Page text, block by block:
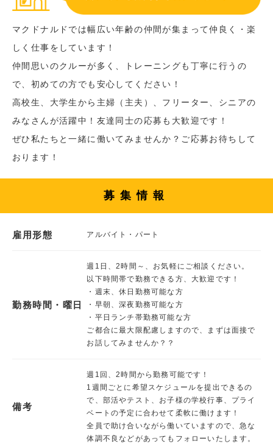
マクドナルドでは幅広い年齢の仲間が集まって仲良く・楽
しく仕事をしています！
仲間思いのクルーが多く、トレーニングも丁寧に行うの
で、初めての方でも安心してください！
高校生、大学生から主婦（主夫）、フリーター、シニアの
みなさんが活躍中！友達同士の応募も大歓迎です！
ぜひ私たちと一緒に働いてみませんか？ご応募お待ちして
おります！
募集情報
雇用形態 アルバイト・パート
勤務時間・曜日
週1日、2時間～、お気軽にご相談ください。
以下時間帯で勤務できる方、大歓迎です！
・週末、休日勤務可能な方
・早朝、深夜勤務可能な方
・平日ランチ帯勤務可能な方
ご都合に最大限配慮しますので、まずは面接で
お話してみませんか？？
備考
週1回、2時間から勤務可能です！
1週間ごとに希望スケジュールを提出できるの
で、部活やテスト、お子様の学校行事、プライ
ベートの予定に合わせて柔軟に働けます！
全員で助け合いながら働いていますので、急な
体調不良などがあってもフォローいたします。